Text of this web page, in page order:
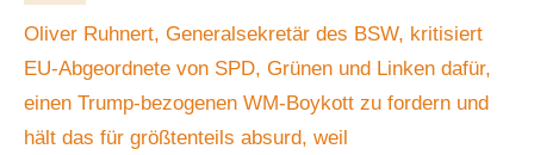
Oliver Ruhnert, Generalsekretär des BSW, kritisiert
EU-Abgeordnete von SPD, Grünen und Linken dafür,
einen Trump-bezogenen WM-Boykott zu fordern und
hält das für größtenteils absurd, weil